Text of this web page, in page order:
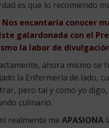
es que lo recomiendo
Nos encantaría conocer
galardonada con el
la labor de
ahora mismo se
la Enfermería de lado,
pero tal y como yo
culinario.
realmente me APASIONA